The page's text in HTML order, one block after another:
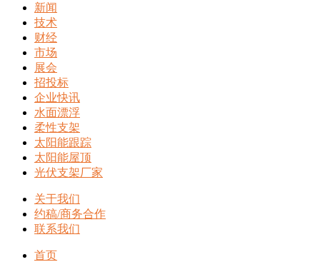
新闻
技术
财经
市场
展会
招投标
企业快讯
水面漂浮
柔性支架
太阳能跟踪
太阳能屋顶
光伏支架厂家
关于我们
约稿/商务合作
联系我们
首页